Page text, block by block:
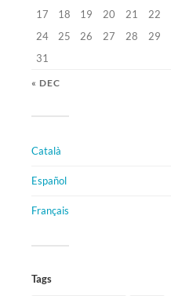
17
18 19 20 21 22
24
25 26 27 28 29
31
« DEC
Català
Español
Français
Tags